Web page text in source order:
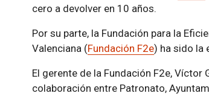
cero a devolver en 10 años.
Por su parte, la Fundación para la
Valenciana (Fundación F2e) ha sido la
El gerente de la Fundación F2e, Víctor
colaboración entre Patronato,